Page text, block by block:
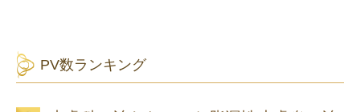
PV数ランキング